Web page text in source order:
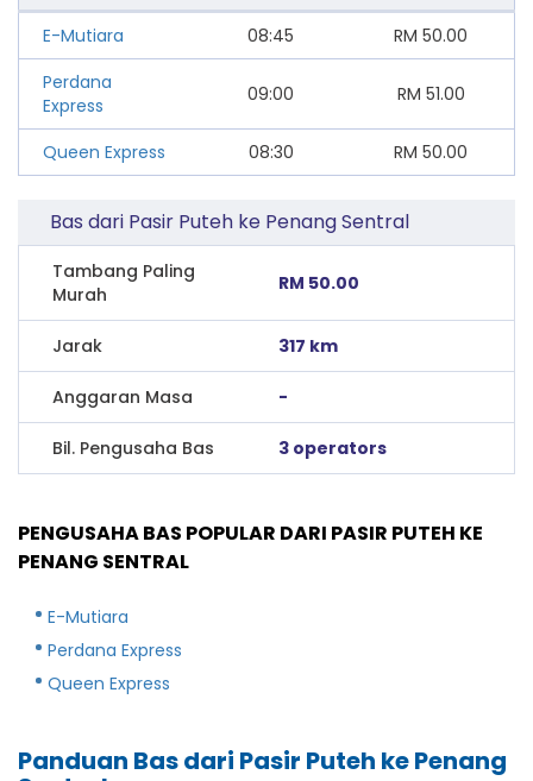
E-Mutiara 08:45 RM 50.00
Perdana
Express
09:00 RM 51.00
Queen Express 08:30 RM 50.00
Bas dari Pasir Puteh ke Penang Sentral
Tambang Paling
Murah
RM 50.00
Jarak 317 km
Anggaran Masa -
Bil. Pengusaha Bas 3 operators
PENGUSAHA BAS POPULAR DARI PASIR PUTEH KE
PENANG SENTRAL
E-Mutiara
Perdana Express
Queen Express
Panduan Bas dari Pasir Puteh ke Penang